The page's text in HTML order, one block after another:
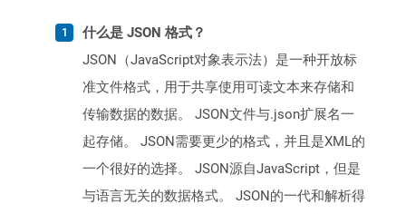
什么是 JSON 格式？
JSON（JavaScript对象表示法）是一种开放标
准文件格式，用于共享使用可读文本来存储和
传输数据的数据。 JSON文件与.json扩展名一
起存储。 JSON需要更少的格式，并且是XML的
一个很好的选择。 JSON源自JavaScript，但是
与语言无关的数据格式。 JSON的一代和解析得